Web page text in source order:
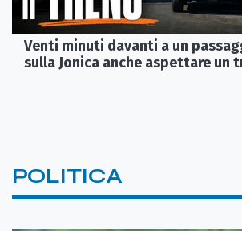
Venti minuti davanti a un
sulla Jonica anche aspettare un
POLITICA